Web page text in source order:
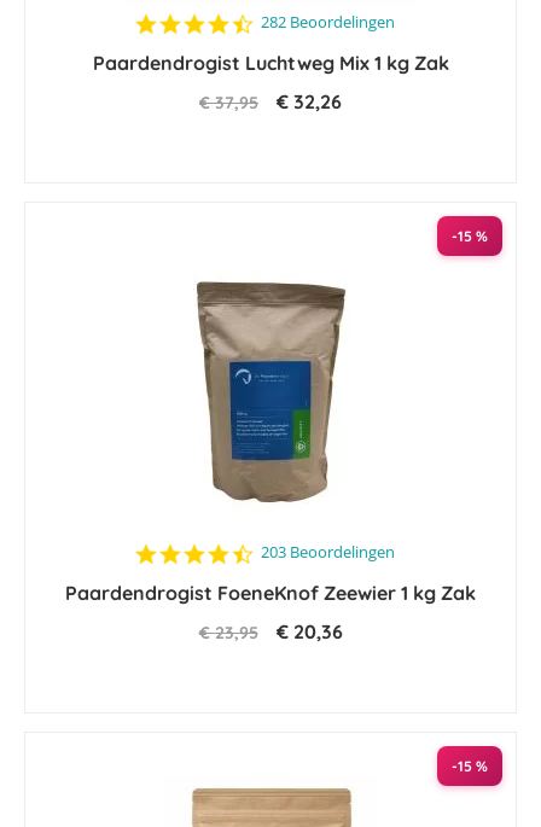
4.5
rating
282 Beoordelingen
Paardendrogist Luchtweg Mix 1 kg Zak
€ 37,95 € 32,26
-15 %
4.6
rating
203 Beoordelingen
Paardendrogist FoeneKnof Zeewier 1 kg Zak
€ 23,95 € 20,36
-15 %